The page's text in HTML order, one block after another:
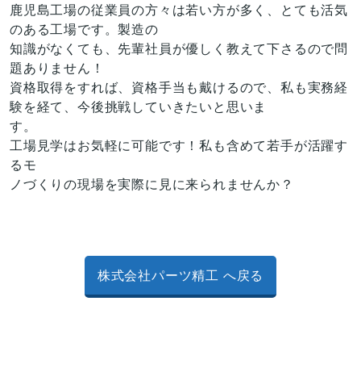
鹿児島工場の従業員の方々は若い方が多く、とても活気
のある工場です。製造の
知識がなくても、先輩社員が優しく教えて下さるので問
題ありません！
資格取得をすれば、資格手当も戴けるので、私も実務経
験を経て、今後挑戦していきたいと思いま
す。
工場見学はお気軽に可能です！私も含めて若手が活躍す
るモ
ノづくりの現場を実際に見に来られませんか？
株式会社パーツ精工 へ戻る